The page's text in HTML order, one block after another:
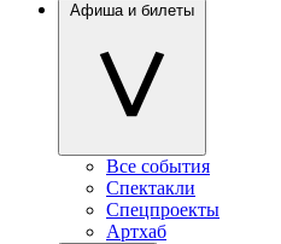
Афиша и билеты
Все события
Спектакли
Спецпроекты
Артхаб